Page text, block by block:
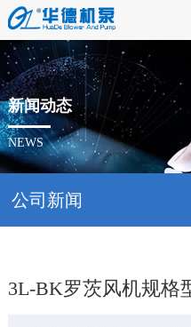
首
页关
于
我
产
品
新
作
服
新闻动态
NEWS
公司新闻
3L-BK罗茨风机规格